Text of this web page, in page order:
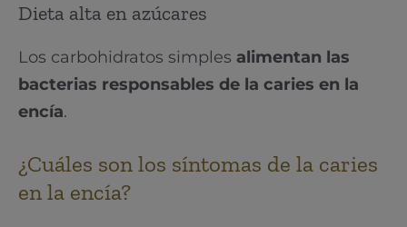
Dieta alta en azúcares
Los carbohidratos simples alimentan las
bacterias responsables de la caries en la
encía.
¿Cuáles son los síntomas de la caries
en la encía?